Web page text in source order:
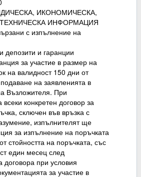
ИКОНОМИЧЕСКА,
ИНФОРМАЦИЯ
с изпълнение на
депозити и гаранции
за участие в размер на
на валидност 150 дни от
на заявленията в
Възложителя. При
конкретен договор за
сключен във връзка с
изпълнителят ще
за изпълнение на поръчката
стойността на поръчката, със
един месец след
договора при условия
за участие в